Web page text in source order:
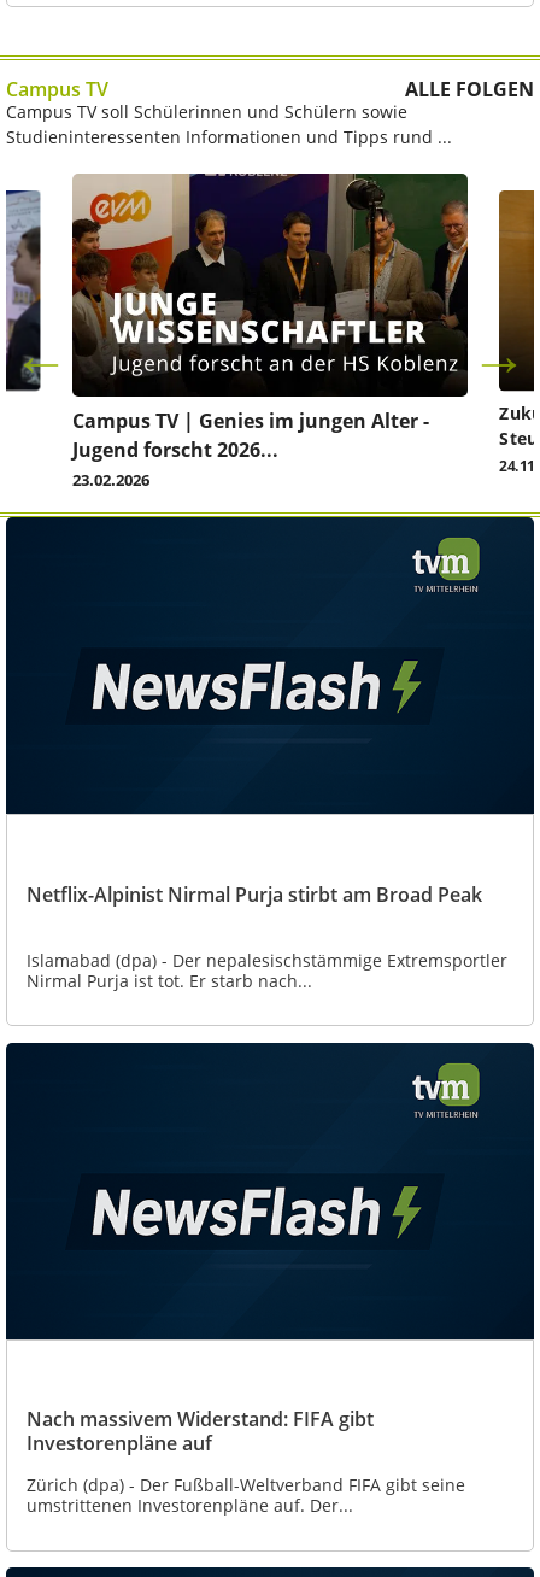
Campus TV ALLE FOLGEN
Campus TV soll Schülerinnen und Schülern sowie
Studieninteressenten Informationen und Tipps rund ...
Campus TV | Genies im jungen Alter -
Jugend forscht 2026...
23.02.2026
Netflix-Alpinist Nirmal Purja stirbt am Broad Peak
Islamabad (dpa) - Der nepalesischstämmige Extremsportler
Nirmal Purja ist tot. Er starb nach...
Nach massivem Widerstand: FIFA gibt
Investorenpläne auf
Zürich (dpa) - Der Fußball-Weltverband FIFA gibt seine
umstrittenen Investorenpläne auf. Der...